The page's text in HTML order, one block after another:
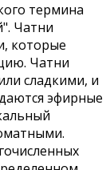
термина
Чатни
которые
Чатни
сладкими, и
эфирные